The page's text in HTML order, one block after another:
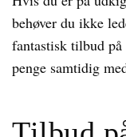
behøver du ikke
fantastisk tilbud på
penge samtidig